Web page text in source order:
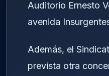
Auditorio Ernesto
avenida
Además, el
prevista otra